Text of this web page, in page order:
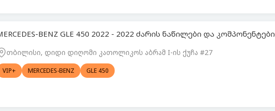
BENZ GLE 450 2022 - 2022 ძარის ნაწილები და კომპონენტები
თბილისი, დიდი დიღომი კათოლიკოს აბრამ I-ის ქუჩა #27
VIP+ MERCEDES-BENZ GLE 450